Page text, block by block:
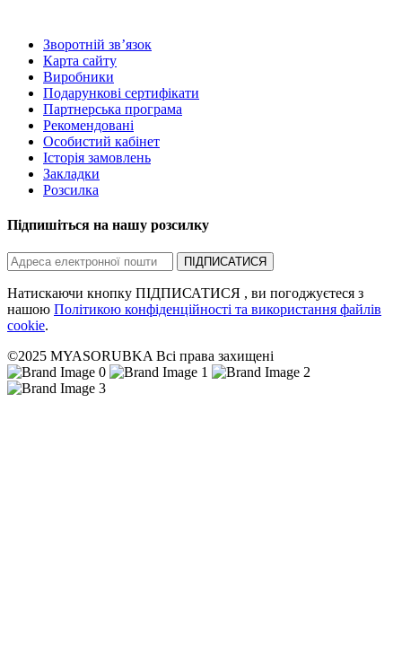
Зворотній зв’язок
Карта сайту
Виробники
Подарункові сертифікати
Партнерська програма
Рекомендовані
Особистий кабінет
Історія замовлень
Закладки
Розсилка
Підпишіться на нашу розсилку
ПІДПИСАТИСЯ
Натискаючи кнопку ПІДПИСАТИСЯ , ви погоджуєтеся з
нашою Політикою конфіденційності та використання файлів
cookie.
©2025 MYASORUBKA Всі права захищені